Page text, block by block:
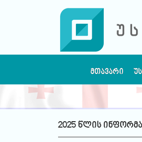
ᲛᲗᲐᲕᲐᲠᲘ
2025 წლის